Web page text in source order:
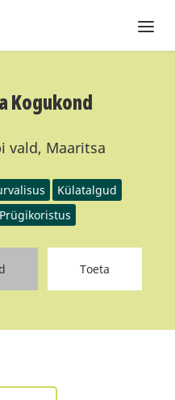
Kogukond
vald, Maaritsa
Külatalgud
Prügikoristus
Toeta